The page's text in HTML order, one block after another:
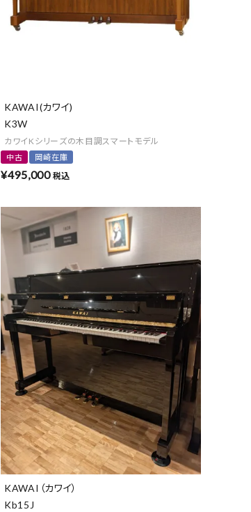
KAWAI(カワイ)
K3W
カワイKシリーズの木目調スマートモデル
中古 岡崎在庫
¥495,000 税込
KAWAI（カワイ）
Kb15J